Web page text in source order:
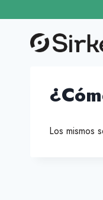
al
contenido
Los mismos